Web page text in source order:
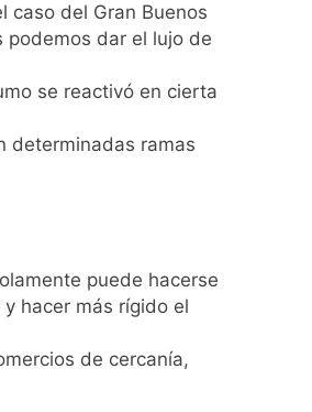
1°C
caso del Gran Buenos
podemos dar el lujo de
se reactivó en cierta
determinadas ramas
puede hacerse
hacer más rígido el
de cercanía,